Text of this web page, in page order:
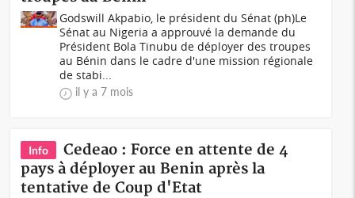
Godswill Akpabio, le président du Sénat (ph)Le
Sénat au Nigeria a approuvé la demande du
Président Bola Tinubu de déployer des troupes
au Bénin dans le cadre d'une mission régionale
de stabi...
il y a 7 mois
Info
Cedeao : Force en attente de 4
pays à déployer au Benin après la
tentative de Coup d'Etat